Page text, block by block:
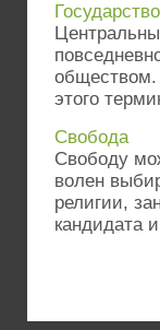
обществом.
этого
Свобода
Свободу
волен
религии,
кандидата